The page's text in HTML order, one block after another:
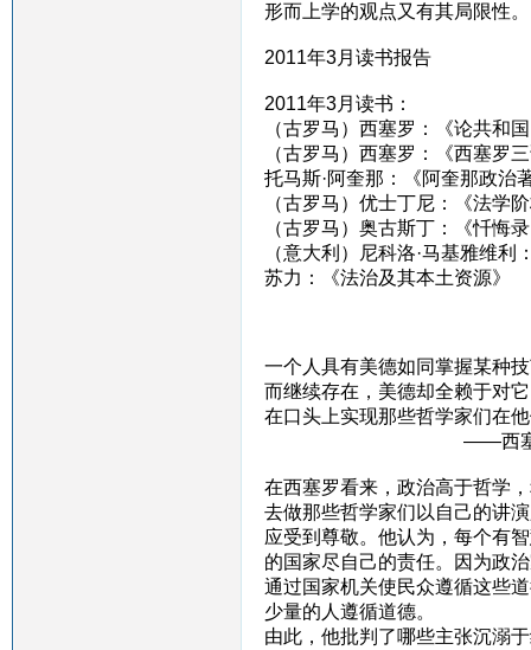
形而上学的观点又有其局限性。
2011年3月读书报告
2011年3月读书：
（古罗马）西塞罗：《论共和
（古罗马）西塞罗：《西塞罗
托马斯·阿奎那：《阿奎那政治
（古罗马）优士丁尼：《法学
（古罗马）奥古斯丁：《忏悔
（意大利）尼科洛·马基雅维利
苏力：《法治及其本土资源》
一个人具有美德如同掌握某种
而继续存在，美德却全赖于对
在口头上实现那些哲学家
——西塞罗《论
在西塞罗看来，政治高于哲学
去做那些哲学家们以自己的讲
应受到尊敬。他认为，每个有
的国家尽自己的责任。因为政
通过国家机关使民众遵循这些
少量的人遵循道德。
由此，他批判了哪些主张沉溺